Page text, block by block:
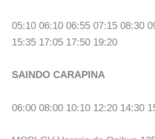
05:10 06:10 06:55 07:15 08:30
15:35 17:05 17:50 19:20
SAINDO CARAPINA
06:00 08:00 10:10 12:20 14:30